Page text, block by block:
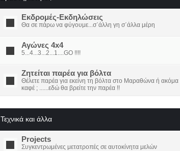
Εκδρομές-Εκδηλώσεις
Θα σε πάρω να φύγουμε...σ΄άλλη γη σ΄άλλα μέρη
Αγώνες 4x4
5...4...3...2...1....GO !!!!
Ζητείται παρέα για βόλτα
Θέλετε παρέα για εκείνη τη βόλτα στο Μαραθώνα ή ακόμα
καφέ ; ......εδώ θα βρείτε την παρέα !!
Τεχνικά και άλλα
Projects
Συγκεντρωμένες μετατροπές σε αυτοκίνητα μελών